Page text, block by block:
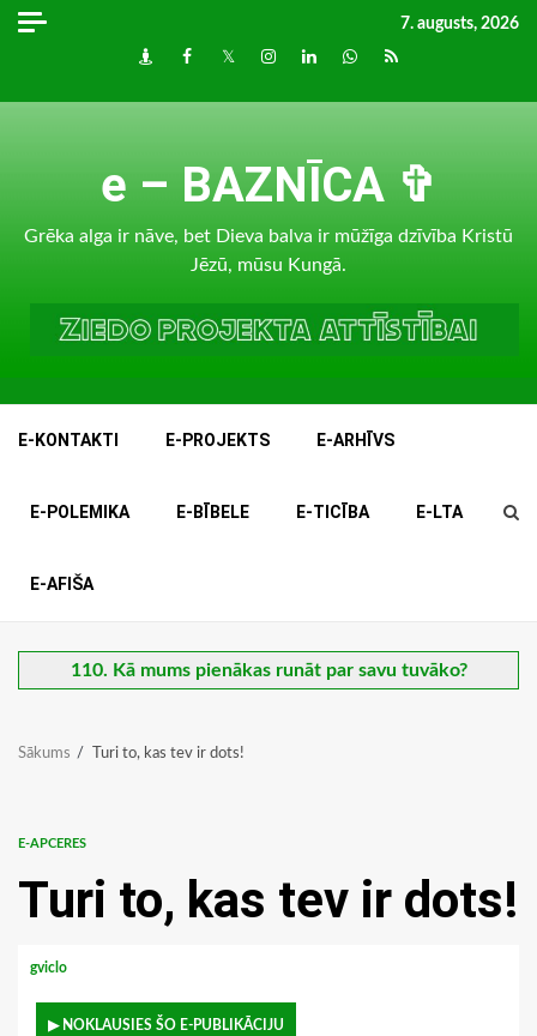
Skip
7. augusts, 2026
DraugiemFacebook
TwitterInstagram
LinkedInwhatsapp
RSS
e – BAZNĪCA ✞
Grēka alga ir nāve, bet Dieva balva ir mūžīga dzīvība Kristū
Jēzū, mūsu Kungā.
E-KONTAKTI E-PROJEKTS E-ARHĪVS
E-POLEMIKA E-BĪBELE E-TICĪBA E-LTA
E-AFIŠA
110. Kā mums pienākas runāt par savu tuvāko?
Sākums Turi to, kas tev ir dots!
E-APCERES
Turi to, kas tev ir dots!
gviclo
▶ NOKLAUSIES ŠO E-PUBLIKĀCIJU